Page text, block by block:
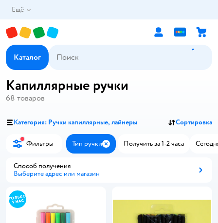
Ещё
Каталог
Капиллярные ручки
68 товаров
Категория: Ручки капиллярные, лайнеры Сортировка
Фильтры Тип ручки ЗакрытьПолучить за 1-2 часа
Способ получения
Выберите адрес или магазин